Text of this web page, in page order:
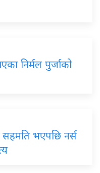
निर्मल पुर्जाको
सहमति भएपछि नर्स